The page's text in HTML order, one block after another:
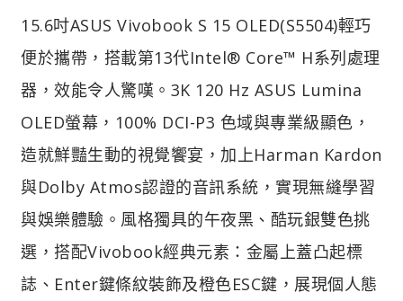
15.6吋ASUS Vivobook S 15 OLED(S5504)輕巧
便於攜帶，搭載第13代Intel® Core™ H系列處理
器，效能令人驚嘆。3K 120 Hz ASUS Lumina
OLED螢幕，100% DCI-P3 色域與專業級顯色，
造就鮮豔生動的視覺饗宴，加上Harman Kardon
與Dolby Atmos認證的音訊系統，實現無縫學習
與娛樂體驗。風格獨具的午夜黑、酷玩銀雙色挑
選，搭配Vivobook經典元素：金屬上蓋凸起標
誌、Enter鍵條紋裝飾及橙色ESC鍵，展現個人態